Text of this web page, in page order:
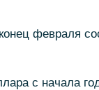
февраля
с начала